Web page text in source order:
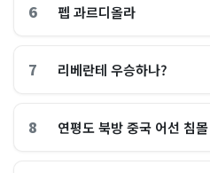
6 펩 과르디올라
7 리베란테 우승하나?
8 연평도 북방 중국 어선 침몰